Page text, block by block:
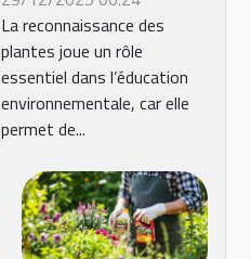
l'éducation
environnementale
?
La reconnaissance des
plantes joue un rôle
essentiel dans l’éducation
environnementale, car elle
permet de...